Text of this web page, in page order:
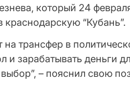
который 24
краснодарскую “Кубань”.
трансфер в
и зарабатывать деньги
– пояснил свою